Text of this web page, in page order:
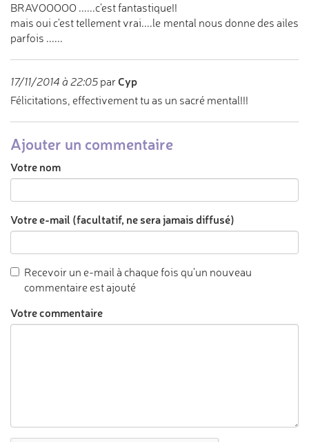
BRAVOOOOO ......c'est fantastique!!
mais oui c'est tellement vrai....le mental nous donne des ailes
parfois ......
17/11/2014 à 22:05 par Cyp
Félicitations, effectivement tu as un sacré mental!!!
Ajouter un commentaire
Votre nom
Votre e-mail (facultatif, ne sera jamais diffusé)
Recevoir un e-mail à chaque fois qu'un nouveau
commentaire est ajouté
Votre commentaire